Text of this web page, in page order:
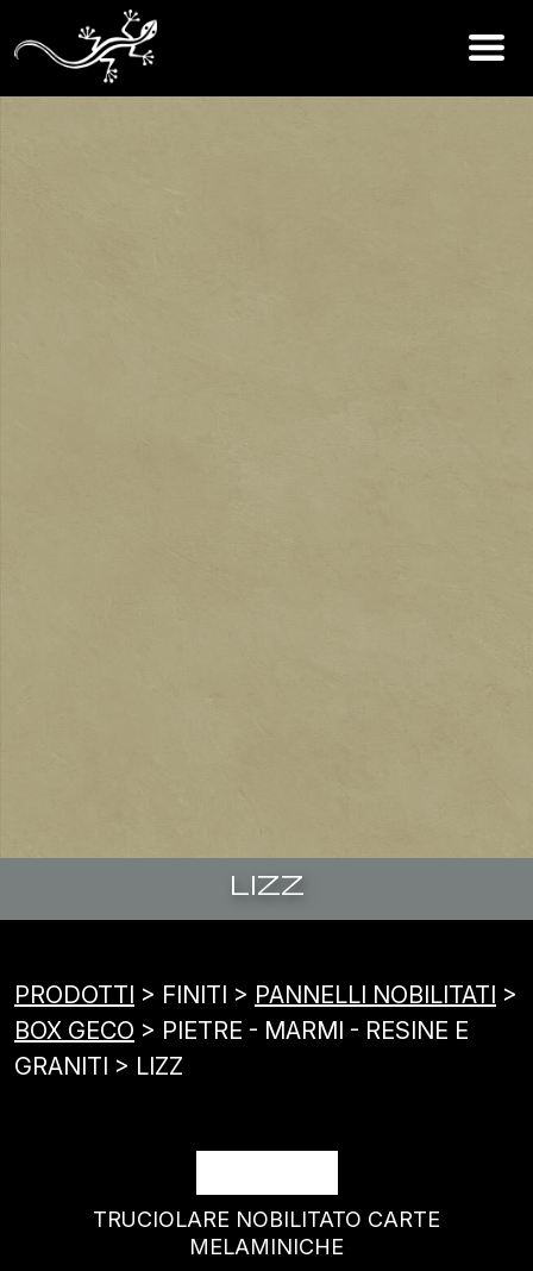
LIZZ
PRODOTTI > FINITI > PANNELLI NOBILITATI >
BOX GECO > PIETRE - MARMI - RESINE E
GRANITI > LIZZ
LIZZ
TRUCIOLARE NOBILITATO CARTE
MELAMINICHE